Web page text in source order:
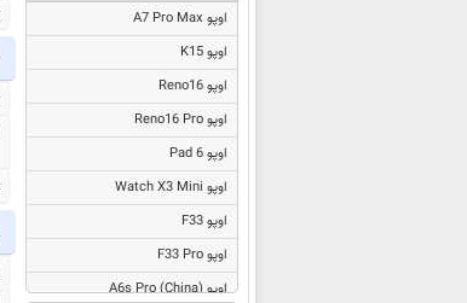
اوپو A7 Pro Max
اوپو K15
اوپو Reno16
اوپو Reno16 Pro
اوپو Pad 6
اوپو Watch X3 Mini
اوپو F33
اوپو F33 Pro
اوپوA6s Pro (China)